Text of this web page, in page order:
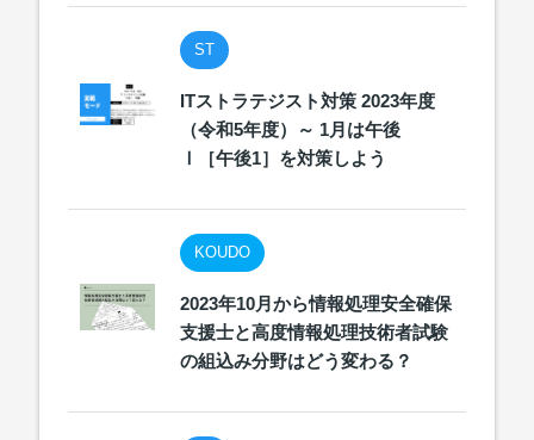
ST
ITストラテジスト対策 2023年度
（令和5年度）～ 1月は午後
Ⅰ［午後1］を対策しよう
KOUDO
2023年10月から情報処理安全確保
支援士と高度情報処理技術者試験
の組込み分野はどう変わる？